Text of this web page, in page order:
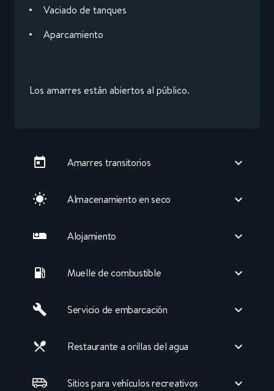
Vaciado de tanques
Aparcamiento
Los amarres están abiertos al público.
Amarres transitorios
Almacenamiento en seco
Alojamiento
Muelle de combustible
Servicio de embarcación
Restaurante a orillas del agua
Sitios para vehículos recreativos